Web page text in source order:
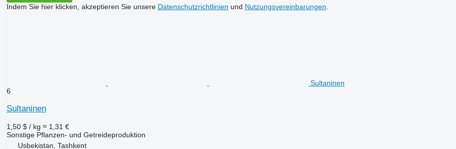
Indem Sie hier klicken, akzeptieren Sie unsere Datenschutzrichtlinien und Nutzungsvereinbarungen
Sultaninen
6
Sultaninen
1,50 $ / kg ≈ 1,31 €
Sonstige Pflanzen- und Getreideproduktion
Usbekistan, Tashkent